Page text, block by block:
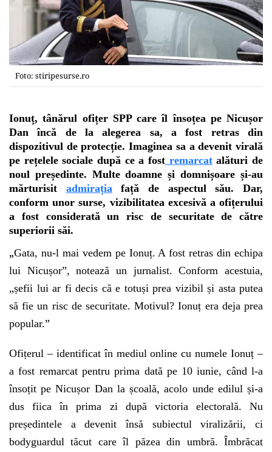
Foto: stiripesurse.ro
Ionuț, tânărul ofițer SPP care îl însoțea pe Nicușor
Dan încă de la alegerea sa, a fost retras din
dispozitivul de protecție. Imaginea sa a devenit virală
pe rețelele sociale după ce a fost remarcatalături de
noul președinte. Multe doamne și domnișoare și-au
mărturisit admirația față de aspectul său. Dar,
conform unor surse, vizibilitatea excesivă a ofițerului
a fost considerată un risc de securitate de către
superiorii săi.
„Gata, nu-l mai vedem pe Ionuț. A fost retras din echipa
lui Nicușor”, notează un jurnalist. Conform acestuia,
„șefii lui ar fi decis că e totuși prea vizibil și asta putea
să fie un risc de securitate. Motivul? Ionuț era deja prea
popular.”
Ofițerul – identificat în mediul online cu numele Ionuț –
a fost remarcat pentru prima dată pe 10 iunie, când l-a
însoțit pe Nicușor Dan la școală, acolo unde edilul și-a
dus fiica în prima zi după victoria electorală. Nu
președintele a devenit însă subiectul viralizării, ci
bodyguardul tăcut care îl păzea din umbră. Îmbrăcat